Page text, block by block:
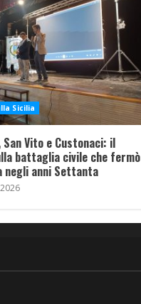
Sicilia
Vito e Custonaci: il
battaglia civile che fermò
negli anni Settanta